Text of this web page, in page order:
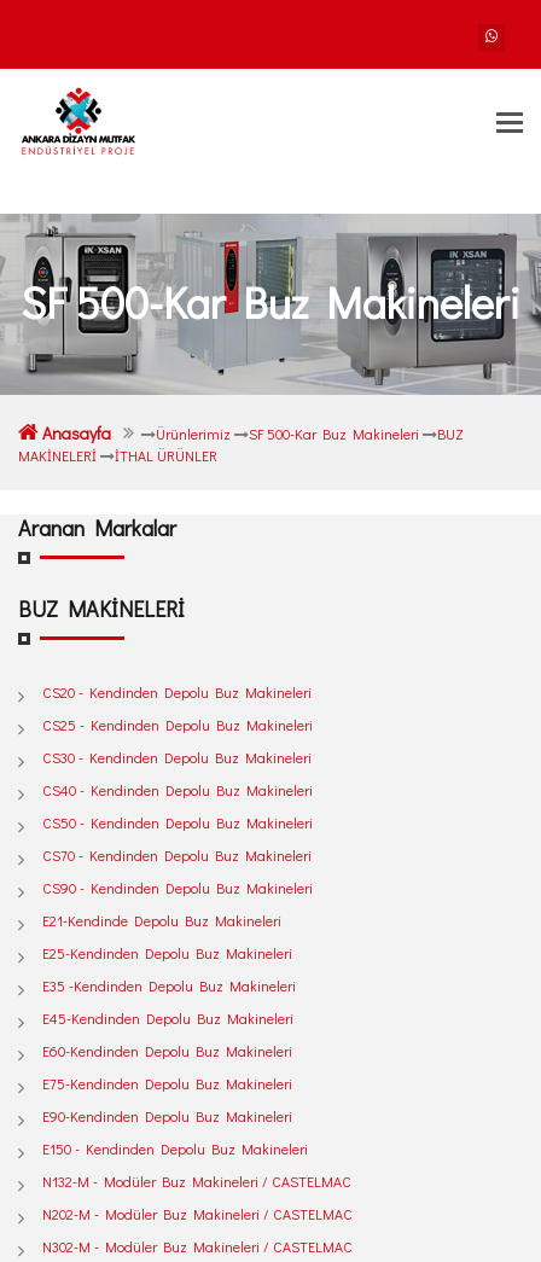
SF 500-Kar Buz Makineleri
Anasayfa Ürünlerimiz SF 500-Kar Buz Makineleri
BUZ
MAKİNELERİ
İTHAL ÜRÜNLER
Aranan Markalar
BUZ MAKİNELERİ
CS20 - Kendinden Depolu Buz Makineleri
CS25 - Kendinden Depolu Buz Makineleri
CS30 - Kendinden Depolu Buz Makineleri
CS40 - Kendinden Depolu Buz Makineleri
CS50 - Kendinden Depolu Buz Makineleri
CS70 - Kendinden Depolu Buz Makineleri
CS90 - Kendinden Depolu Buz Makineleri
E21-Kendinde Depolu Buz Makineleri
E25-Kendinden Depolu Buz Makineleri
E35 -Kendinden Depolu Buz Makineleri
E45-Kendinden Depolu Buz Makineleri
E60-Kendinden Depolu Buz Makineleri
E75-Kendinden Depolu Buz Makineleri
E90-Kendinden Depolu Buz Makineleri
E150 - Kendinden Depolu Buz Makineleri
N132-M - Modüler Buz Makineleri / CASTELMAC
N202-M - Modüler Buz Makineleri / CASTELMAC
N302-M - Modüler Buz Makineleri / CASTELMAC